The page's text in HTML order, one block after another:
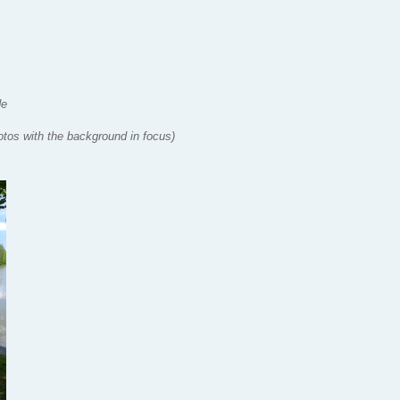
with the background in focus)